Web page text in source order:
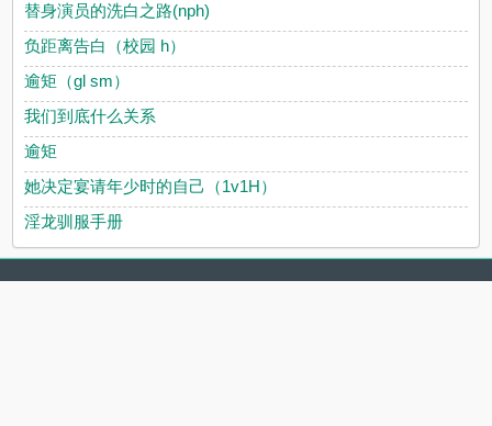
替身演员的洗白之路(nph)
负距离告白（校园 h）
逾矩（gl sm）
我们到底什么关系
逾矩
她决定宴请年少时的自己（1v1H）
淫龙驯服手册